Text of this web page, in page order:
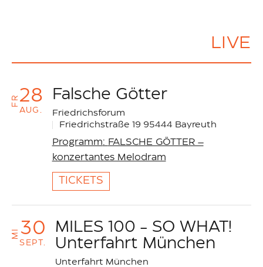
LIVE
FR28
AUG.
Falsche Götter
Friedrichsforum
Friedrichstraße 19 95444 Bayreuth
Programm: FALSCHE GÖTTER –
konzertantes Melodram
TICKETS
MI 30
SEPT.
MILES 100 - SO WHAT!
Unterfahrt München
Unterfahrt München